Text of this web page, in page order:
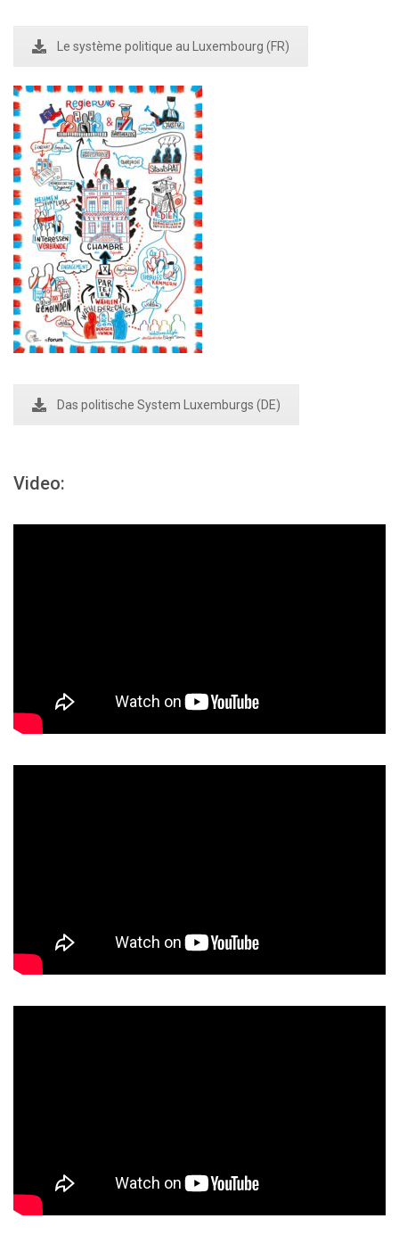
Le système politique au Luxembourg (FR)
Das politische System Luxemburgs (DE)
Video: